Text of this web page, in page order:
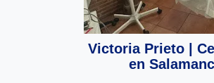
Victoria Prieto |
en